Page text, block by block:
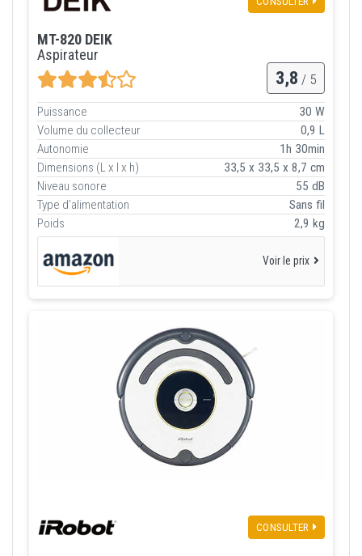
MT-820 DEIK
Aspirateur
3,8 / 5
Puissance
30 W
Volume du collecteur
0,9 L
Autonomie
1h 30min
Dimensions (L x l x h)
33,5 x 33,5 x 8,7 cm
Niveau sonore
55 dB
Type d’alimentation
Sans fil
Poids
2,9 kg
Voir le prix
CONSULTER